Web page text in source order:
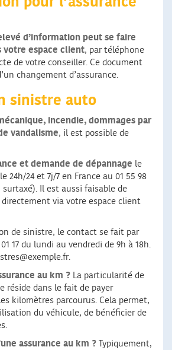
d’information peut se faire
votre espace client, par téléphone
de votre conseiller. Ce document
changement d’assurance.
sinistre auto
incendie, dommages par
vandalisme, il est possible de
et demande de dépannage le
24h/24 et 7j/7 en France au 01 55 98
surtaxé). Il est aussi faisable de
via votre espace client
de sinistre, le contact se fait par
17 du lundi au vendredi de 9h à 18h.
.
au km ? La particularité de
réside dans le fait de payer
kilomètres parcourus. Cela permet,
du véhicule, de bénéficier de
assurance au km ? Typiquement,